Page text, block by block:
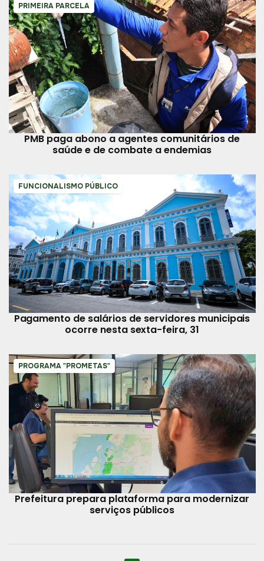
PRIMEIRA PARCELA
PMB paga abono a agentes comunitários de
saúde e de combate a endemias
FUNCIONALISMO PÚBLICO
Pagamento de salários de servidores municipais
ocorre nesta sexta-feira, 31
PROGRAMA "PROMETAS"
Prefeitura prepara plataforma para modernizar
serviços públicos